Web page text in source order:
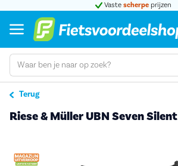
Vaste scherpe prijzen
Terug
Riese & Müller UBN Seven Silent